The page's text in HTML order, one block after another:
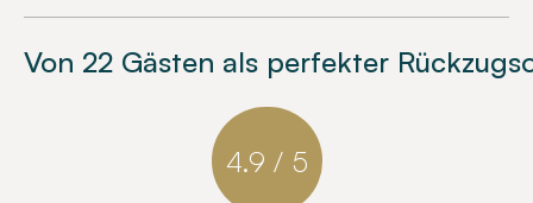
Von 22 Gästen als perfekter
4.9 / 5